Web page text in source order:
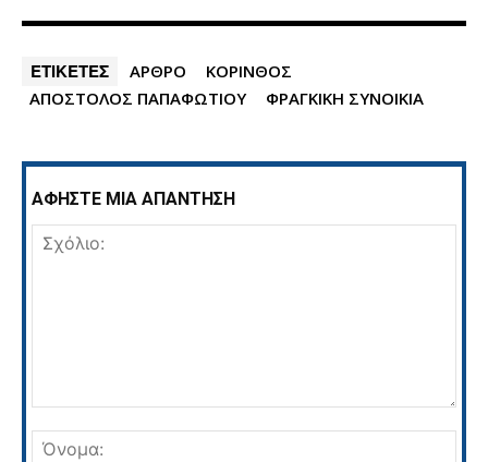
ΕΤΙΚΕΤΕΣ ΑΡΘΡΟ
ΚΟΡΙΝΘΟΣ
ΑΠΟΣΤΟΛΟΣ ΠΑΠΑΦΩΤΙΟΥ
ΦΡΑΓΚΙΚΗ ΣΥΝΟΙΚΙΑ
ΑΦΗΣΤΕ ΜΙΑ ΑΠΑΝΤΗΣΗ